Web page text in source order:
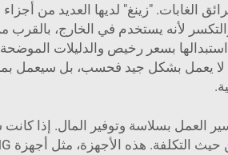
"زينغ" لديها العديد من
لأنه يستخدم في الخارج، بالقرب
بسعر رخيص والدليلات
لا يعمل بشكل جيد فحسب، بل سيعمل
العمل بسلاسة وتوفير المال. إذا